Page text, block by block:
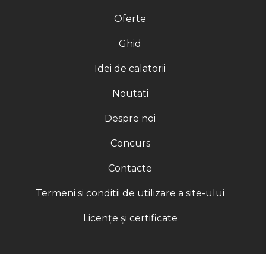
Oferte
Ghid
Idei de calatorii
Noutati
Despre noi
Concurs
Contacte
Termeni si conditii de utilizare a site-ului
Licențe și certificate